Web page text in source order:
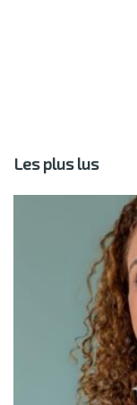
Les plus lus